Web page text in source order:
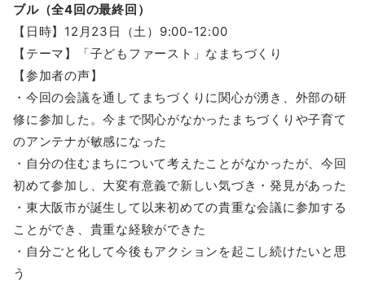
ブル（全4回の最終回）
【日時】12月23日（土）9:00-12:00
【テーマ】「子どもファースト」なまちづくり
【参加者の声】
・今回の会議を通してまちづくりに関心が湧き、外部の研
修に参加した。今まで関心がなかったまちづくりや子育て
のアンテナが敏感になった
・自分の住むまちについて考えたことがなかったが、今回
初めて参加し、大変有意義で新しい気づき・発見があった
・東大阪市が誕生して以来初めての貴重な会議に参加する
ことができ、貴重な経験ができた
・自分ごと化して今後もアクションを起こし続けたいと思
う